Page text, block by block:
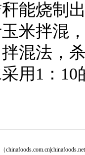
能烧制
米拌混
混法，
采用1：